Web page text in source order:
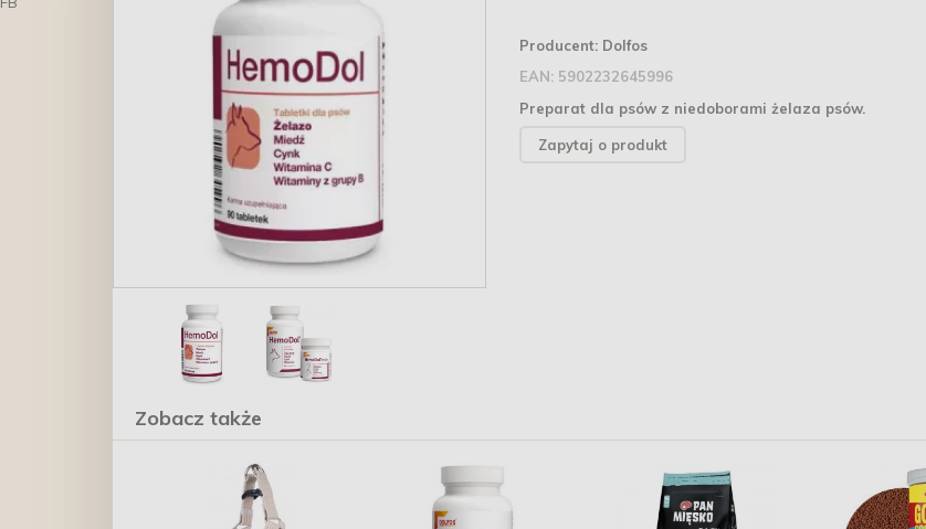
Producent: Dolfos
EAN: 5902232645996
Preparat dla psów z niedoborami żelaza psów.
Zapytaj o produkt
Zobacz także